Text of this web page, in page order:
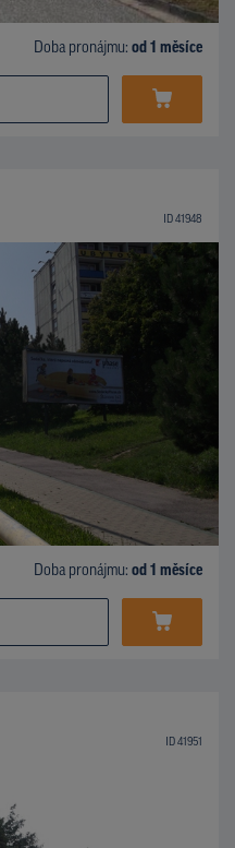
Doba pronájmu: od 1 měsíce
ID 41948
Doba pronájmu: od 1 měsíce
ID 41951